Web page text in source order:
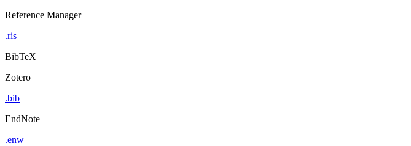
Reference Manager
.ris
BibTeX
Zotero
.bib
EndNote
.enw